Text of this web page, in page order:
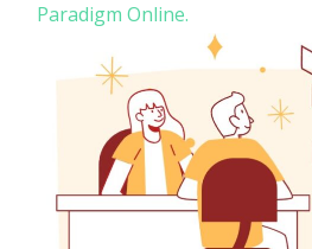
Paradigm Online.